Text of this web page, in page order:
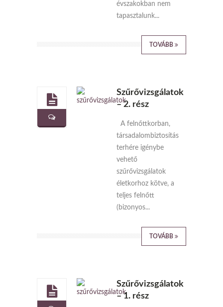
évszakokban nem
tapasztalunk...
TOVÁBB
Szűrővizsgálatok
– 2. rész
A felnőttkorban,
társadalombiztosítás
terhére igénybe
vehető
szűrővizsgálatok
életkorhoz kötve, a
teljes felnőtt
(bizonyos...
TOVÁBB
Szűrővizsgálatok
– 1. rész